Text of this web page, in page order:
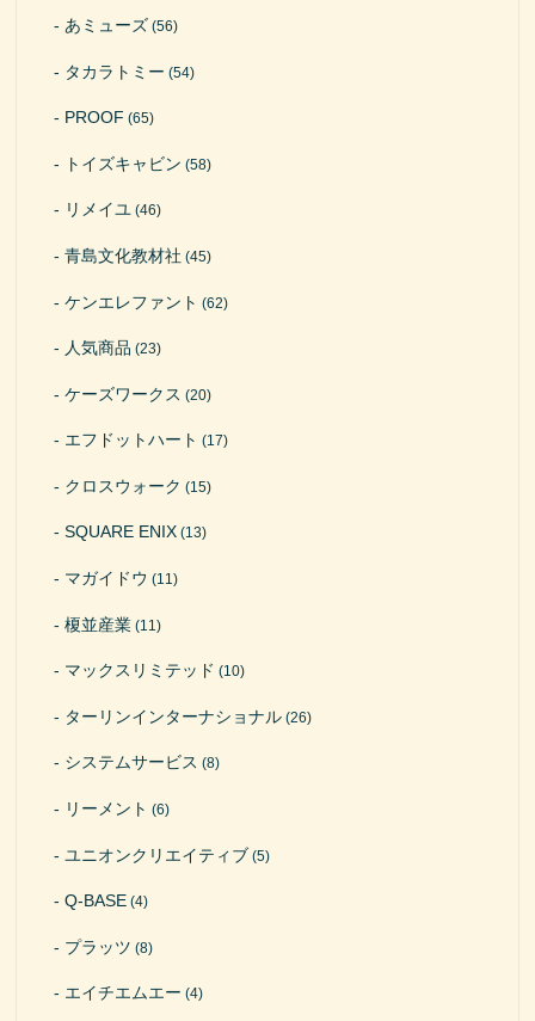
あミューズ (56)
タカラトミー (54)
PROOF (65)
トイズキャビン (58)
リメイユ (46)
青島文化教材社 (45)
ケンエレファント (62)
人気商品 (23)
ケーズワークス (20)
エフドットハート (17)
クロスウォーク (15)
SQUARE ENIX (13)
マガイドウ (11)
榎並産業 (11)
マックスリミテッド (10)
ターリンインターナショナル (26)
システムサービス (8)
リーメント (6)
ユニオンクリエイティブ (5)
Q-BASE (4)
プラッツ (8)
エイチエムエー (4)